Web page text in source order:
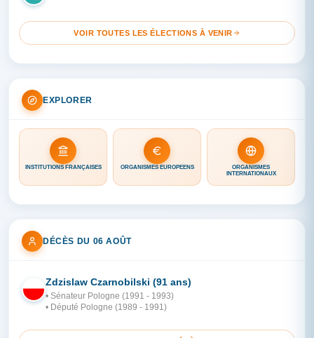
VOIR TOUTES LES ÉLECTIONS À VENIR
EXPLORER
INSTITUTIONS FRANÇAISES ORGANISMES EUROPÉENS
ORGANISMES
INTERNATIONAUX
DÉCÈS DU 06 AOÛT
PO
Zdzislaw Czarnobilski (91 ans)
• Sénateur Pologne (1991 - 1993)
• Député Pologne (1989 - 1991)